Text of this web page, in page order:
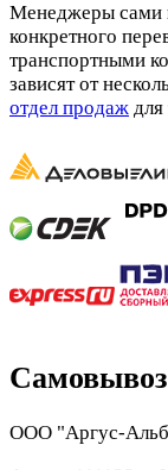
Менеджеры сами
конкретного
транспортными
зависят от
отдел продаж для
Самовывоз
ООО "Аргус-